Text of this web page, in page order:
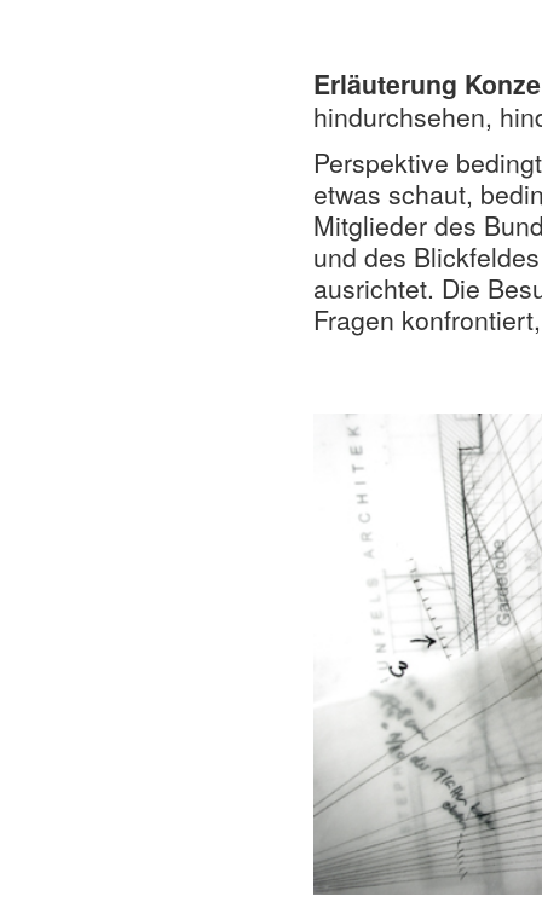
Erläuterung
hindurchsehen,
Perspektive
etwas schaut,
Mitglieder des
und des
ausrichtet. Die
Fragen